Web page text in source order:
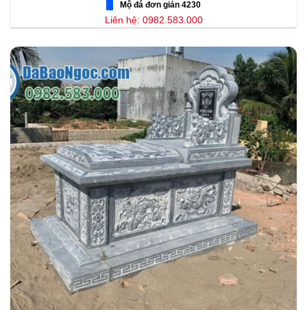
Mộ đá đơn giản 4230
Liên hệ: 0982.583.000